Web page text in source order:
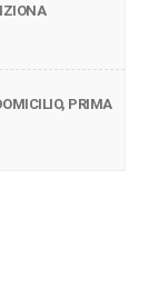
PRIMA